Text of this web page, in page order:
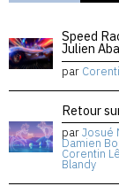
Speed
Julien
par
Retour
parJosué
Damien
Corentin Lê
Blandy